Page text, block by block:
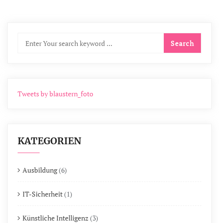
Tweets by blaustern_foto
KATEGORIEN
Ausbildung(6)
IT-Sicherheit (1)
Künstliche Intelligenz (3)